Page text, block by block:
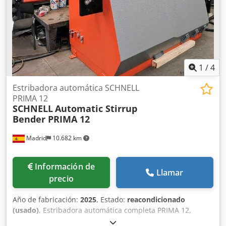
1 /4
Madrid 10.682 km
Estribadora automática SCHNELL
PRIMA 12
SCHNELLAutomatic Stirrup
Bender PRIMA 12
Información de
precio
Llamar
Año de fabricación: 2025, Estado: reacondicionado
(usado), Estribadora automática completa PRIMA 12,
fabricada por SCHNELL (Italia) Totalmente renovada “como